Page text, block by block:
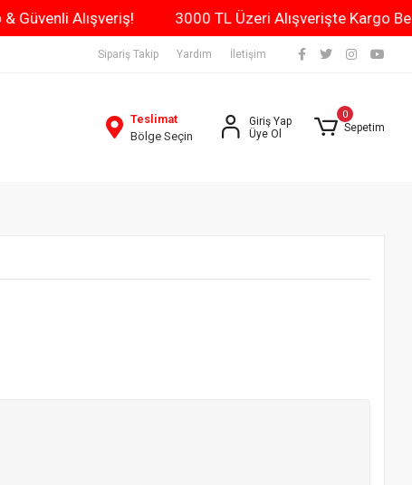
Kargo & Güvenli Alışveriş! 3000 TL Üzeri
Sipariş Takip Yardım İletişim
Teslimat
Bölge Seçin
Giriş Yap
Üye Ol
0
Sepetim